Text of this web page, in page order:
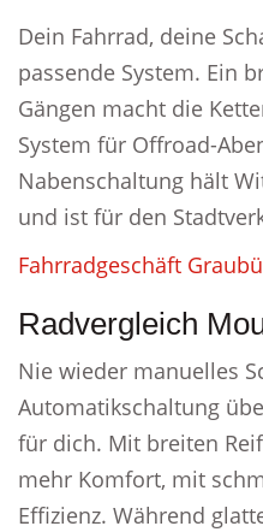
Dein Fahrrad, deine
passende System. Ein
Gängen macht die
System für Offroad-
Nabenschaltung hält
und ist für den
Fahrradgeschäft
Radvergleich
Nie wieder manuelles
Automatikschaltung
für dich. Mit breiten
mehr Komfort, mit
Effizienz. Während